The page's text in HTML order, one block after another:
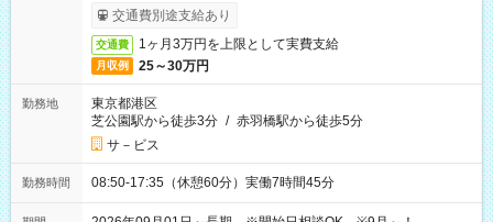
交通費別途支給あり
交通費 1ヶ月3万円を上限として実費支給
月収例 25～30万円
勤務地
東京都港区
芝公園駅から徒歩3分 / 赤羽橋駅から徒歩5分
サ－ビス
勤務時間 08:50-17:35（休憩60分）実働7時間45分